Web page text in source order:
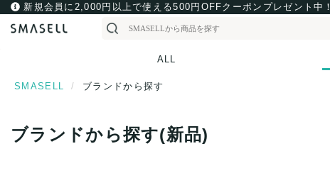
新規会員に2,000円以上で使える500円OFFクーポンプレゼント中！
ALL
SMASELL ブランドから探す
ブランドから探す(新品)